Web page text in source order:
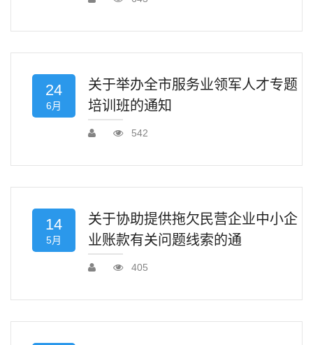
24
6月
关于举办全市服务业领军人才专题
培训班的通知
542
14
5月
关于协助提供拖欠民营企业中小企
业账款有关问题线索的通
405